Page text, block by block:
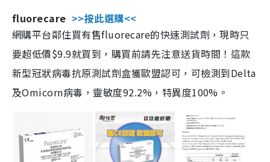
fluorecare >>按此選購<<
網購平台鄰住買有售fluorecare的快速測試劑，現時只
要超低價$9.9就買到，購買前請先注意送貨時間！這款
新型冠狀病毒抗原測試劑盒獲歐盟認可，可檢測到Delta
及Omicorn病毒，靈敏度92.2%，特異度100%。